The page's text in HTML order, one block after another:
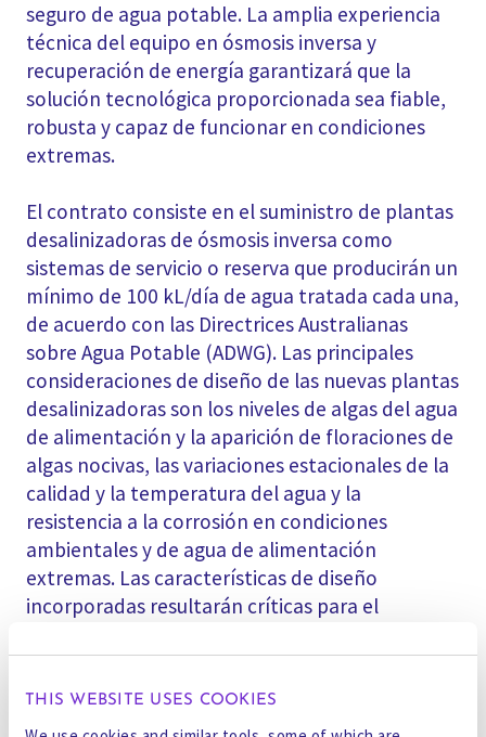
THIS WEBSITE USES COOKIES
seguro de agua potable. La amplia experiencia
técnica del equipo en ósmosis inversa y
recuperación de energía garantizará que la
solución tecnológica proporcionada sea fiable,
robusta y capaz de funcionar en condiciones
extremas.
El contrato consiste en el suministro de plantas
desalinizadoras de ósmosis inversa como
sistemas de servicio o reserva que producirán un
mínimo de 100 kL/día de agua tratada cada una,
de acuerdo con las Directrices Australianas
sobre Agua Potable (ADWG). Las principales
consideraciones de diseño de las nuevas plantas
desalinizadoras son los niveles de algas del agua
de alimentación y la aparición de floraciones de
algas nocivas, las variaciones estacionales de la
calidad y la temperatura del agua y la
resistencia a la corrosión en condiciones
ambientales y de agua de alimentación
extremas. Las características de diseño
incorporadas resultarán críticas para el
configuración como diseño modular permitirá
una instalación in situ eficiente y sencilla.